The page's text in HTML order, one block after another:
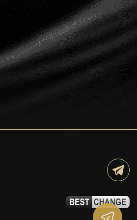
Solana
Polygon (POL)
Cosmos (ATOM)